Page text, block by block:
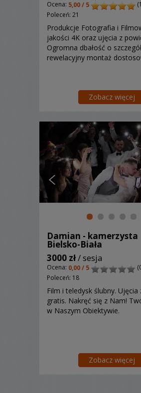
Ocena: 5,00 / 5
Poleceń: 21
Produkcje Fotografia i
jakości 4K oraz ujęcia z
Ogromna dbałość o
rewelacyjny montaż
Zobacz więcej
Damian - kamerzysta
Bielsko-Biała
3000 zł/ sesja
Ocena: 0,00 / 5
Poleceń: 18
Film i teledysk ślubny. Ujęcia
gratis. Nakręć się z Nam!
w Naszym Obiektywie.
Zobacz więcej